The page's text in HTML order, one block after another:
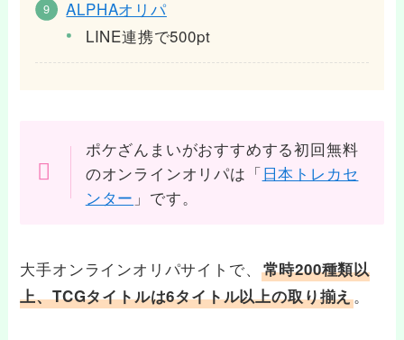
ALPHAオリパ
LINE連携で500pt
ポケざんまいがおすすめする初回無料
のオンラインオリパは「日本トレカセ
ンター 」です。
大手オンラインオリパサイトで、
常時200種類以
上、TCGタイトルは6タイトル以上の取り揃え。